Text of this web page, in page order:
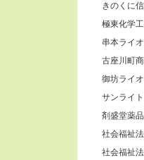
きのくに
極東化学
串本ライ
古座川町
御坊ライ
サンライ
剤盛堂薬
社会福祉
社会福祉